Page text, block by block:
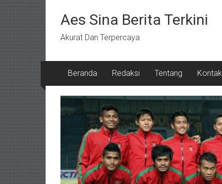
kontenAes Sina Berita Terkini
Akurat Dan Terpercaya
Beranda Redaksi Tentang Kontak